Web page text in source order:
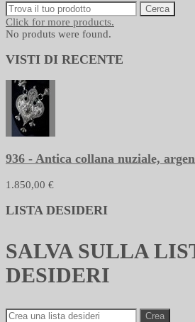
Cerca
Click for more products.
No produts were found.
VISTI DI RECENTE
936 - Antica collana nuziale,
1.850,00 €
LISTA DESIDERI
SALVA SULLA
DESIDERI
Crea